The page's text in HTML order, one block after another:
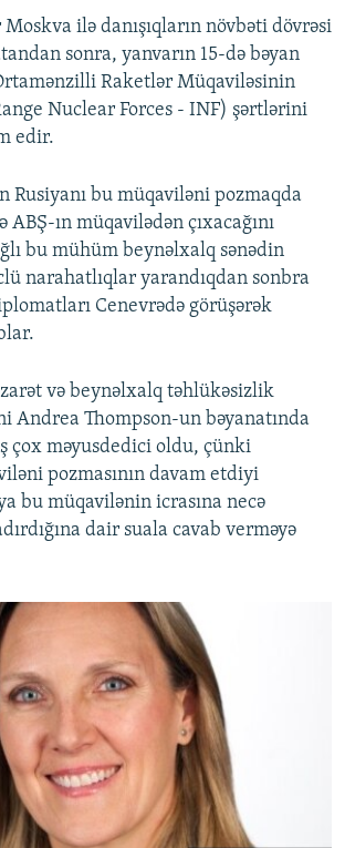
ilə danışıqların növbəti dövrəsi
sonra, yanvarın 15-də bəyan
Raketlər Müqaviləsinin
Nuclear Forces - INF) şərtlərini
edir.
Rusiyanı bu müqaviləni pozmaqda
ın müqavilədən çıxacağını
bu mühüm beynəlxalq sənədin
narahatlıqlar yarandıqdan sonbra
Cenevrədə görüşərək
və beynəlxalq təhlükəsizlik
Andrea Thompson-un bəyanatında
çox məyusdedici oldu, çünki
pozmasının davam etdiyi
bu müqavilənin icrasına necə
dair suala cavab verməyə